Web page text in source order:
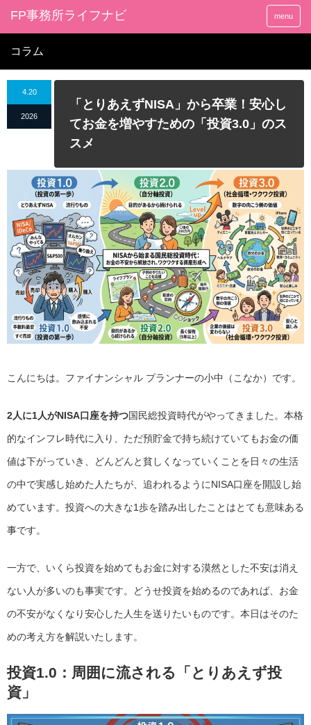
FP事務所ライフナビ menu
コラム
4.20
2026
「とりあえずNISA」から卒業！安心し
てお金を増やすための「投資3.0」のス
スメ
こんにちは。ファイナンシャル プランナーの小中（こなか）です。
2人に1人がNISA口座を持つ国民総投資時代がやってきました。本格
的なインフレ時代に入り、ただ預貯金で持ち続けていてもお金の価
値は下がっていき、どんどんと貧しくなっていくことを日々の生活
の中で実感し始めた人たちが、追われるようにNISA口座を開設し始
めています。投資への大きな1歩を踏み出したことはとても意味ある
事です。
一方で、いくら投資を始めてもお金に対する漠然とした不安は消え
ない人が多いのも事実です。どうせ投資を始めるのであれば、お金
の不安がなくなり安心した人生を送りたいものです。本日はそのた
めの考え方を解説いたします。
投資1.0 ：周囲に流される「とりあえず投
資」